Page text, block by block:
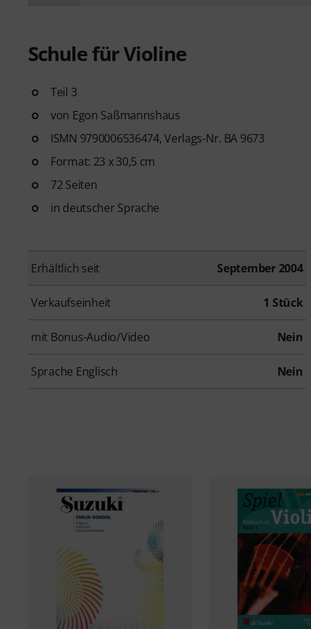
Schule für Violine
Teil 3
von Egon Saßmannshaus
ISMN 9790006536474, Verlags-Nr. BA 9673
Format: 23 x 30,5 cm
72 Seiten
in deutscher Sprache
Erhältlich seit September 2004
Verkaufseinheit 1 Stück
mit Bonus-Audio/Video Nein
Sprache Englisch Nein